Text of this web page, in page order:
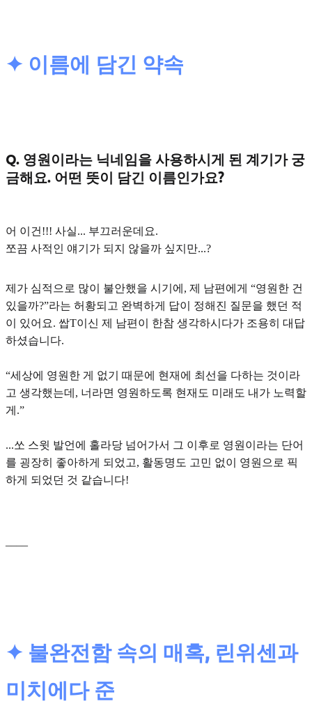
✦ 이름에 담긴 약속
Q. 영원이라는 닉네임을 사용하시게 된 계기가 궁
금해요. 어떤 뜻이 담긴 이름인가요?
어 이건!!! 사실... 부끄러운데요.
쪼끔 사적인 얘기가 되지 않을까 싶지만...?
제가 심적으로 많이 불안했을 시기에, 제 남편에게 “영원한 건
있을까?”라는 허황되고 완벽하게 답이 정해진 질문을 했던 적
이 있어요. 쌉T이신 제 남편이 한참 생각하시다가 조용히 대답
하셨습니다.
“세상에 영원한 게 없기 때문에 현재에 최선을 다하는 것이라
고 생각했는데, 너라면 영원하도록 현재도 미래도 내가 노력할
게.”
...쏘 스윗 발언에 홀라당 넘어가서 그 이후로 영원이라는 단어
를 굉장히 좋아하게 되었고, 활동명도 고민 없이 영원으로 픽
하게 되었던 것 같습니다!
✦ 불완전함 속의 매혹, 린위센과
미치에다 준